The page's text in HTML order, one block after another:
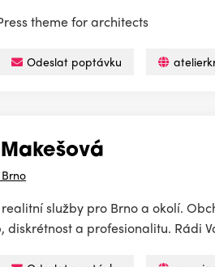
theme for architects
Odeslat poptávku
služby pro Brno a okolí.
diskrétnost a profesionalitu. Rádi